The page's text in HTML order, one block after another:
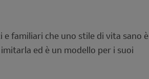
familiari che uno stile di vita sano è
ed è un modello per i suoi